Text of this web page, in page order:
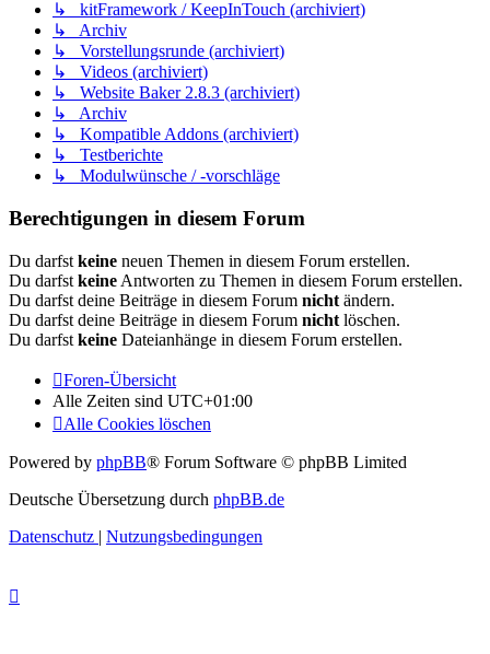
↳ kitFramework / KeepInTouch (archiviert)
↳ Archiv
↳ Vorstellungsrunde (archiviert)
↳ Videos (archiviert)
↳ Website Baker 2.8.3 (archiviert)
↳ Archiv
↳ Kompatible Addons (archiviert)
↳ Testberichte
↳ Modulwünsche / -vorschläge
Berechtigungen in diesem Forum
Du darfst keine neuen Themen in diesem Forum erstellen.
Du darfst keine Antworten zu Themen in diesem Forum erstellen.
Du darfst deine Beiträge in diesem Forum nicht ändern.
Du darfst deine Beiträge in diesem Forum nicht löschen.
Du darfst keine Dateianhänge in diesem Forum erstellen.
Foren-Übersicht
Alle Zeiten sind UTC+01:00
Alle Cookies löschen
Powered by phpBB® Forum Software © phpBB Limited
Deutsche Übersetzung durch phpBB.de
Datenschutz | Nutzungsbedingungen